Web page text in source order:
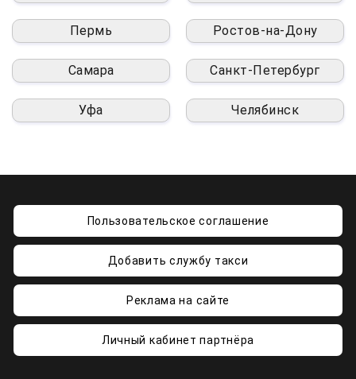
Пермь Ростов-на-Дону
Самара Санкт-Петербург
Уфа Челябинск
Пользовательское соглашение
Добавить службу такси
Реклама на сайте
Личный кабинет партнёра